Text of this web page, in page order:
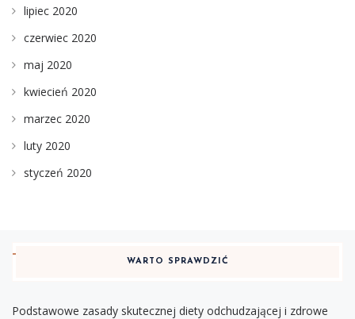
lipiec 2020
czerwiec 2020
maj 2020
kwiecień 2020
marzec 2020
luty 2020
styczeń 2020
WARTO SPRAWDZIĆ
Podstawowe zasady skutecznej diety odchudzającej i zdrowe